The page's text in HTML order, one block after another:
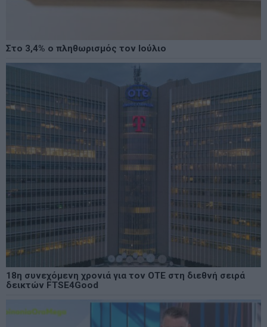
Στο 3,4% ο πληθωρισμός τον Ιούλιο
18η συνεχόμενη χρονιά για τον ΟΤΕ στη διεθνή σειρά
δεικτών FTSE4Good